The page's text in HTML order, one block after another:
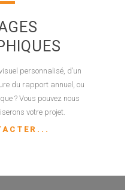
personnalisé, d’un
du rapport annuel, ou
? Vous pouvez nous
votre projet.